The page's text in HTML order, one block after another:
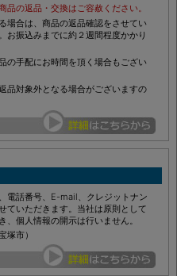
の返品・交換はご容赦ください。
場合は、商品の返品確認をさせてい
お振込みまでに約２週間程度かかり
の手配にお時間を頂く場合もござい
品対象外となる場合がございますの
電話番号、E-mail、クレジットナン
ていただきます。当社は原則として
個人情報の開示は行いません。
塚市）